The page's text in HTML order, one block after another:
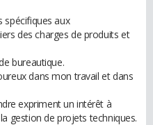
spécifiques aux
des charges de produits et
bureautique.
dans mon travail et dans
expriment un intérêt à
gestion de projets techniques.